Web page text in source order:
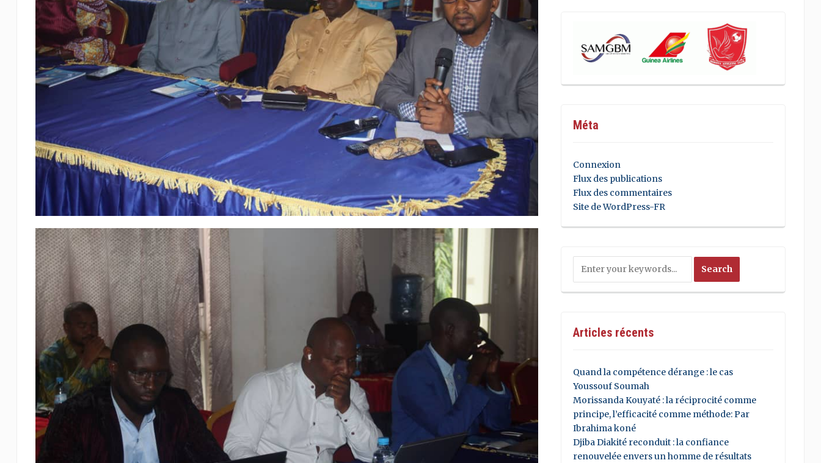
Méta
Connexion
Flux des publications
Flux des commentaires
Site de WordPress-FR
Articles récents
Quand la compétence dérange : le cas
Youssouf Soumah
Morissanda Kouyaté : la réciprocité comme
principe, l’efficacité comme méthode: Par
Ibrahima koné
Djiba Diakité reconduit : la confiance
renouvelée envers un homme de résultats